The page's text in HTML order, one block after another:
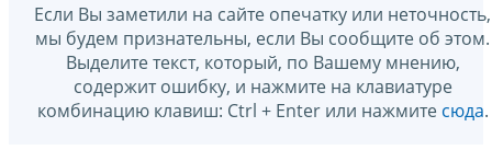
Если Вы заметили на сайте опечатку или неточность,
мы будем признательны, если Вы сообщите об этом.
Выделите текст, который, по Вашему мнению,
содержит ошибку, и нажмите на клавиатуре
комбинацию клавиш: Ctrl + Enter или нажмите сюда.